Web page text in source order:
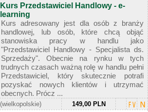
Kurs Przedstawiciel Handlowy - e-
learning
Kurs adresowany jest dla osób z branży
handlowej, lub osób, które chcą objąć
stanowiska pracy w handlu jako
"Przedstawiciel Handlowy - Specjalista ds.
Sprzedaży". Obecnie na rynku w tych
trudnych czasach ważną rolę w handlu pełni
Przedstawiciel, który skutecznie potrafi
pozyskać nowych klientów i utrzymać
obecnych. Prócz ...
(wielkopolskie) 149,00 PLN